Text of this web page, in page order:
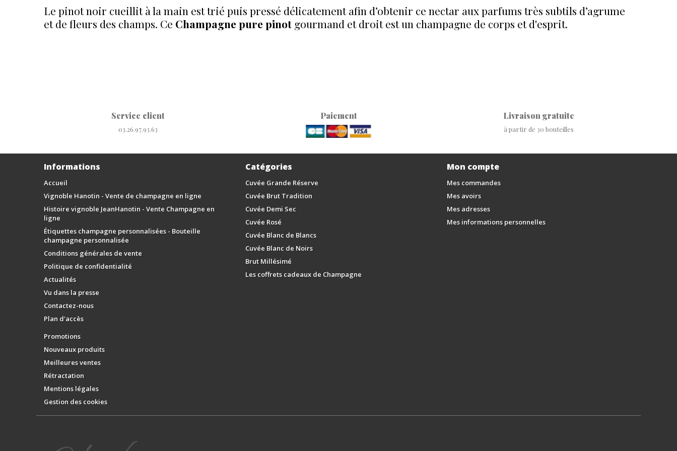
Le pinot noir cueillit à la main est trié puis pressé délicatement afin d’obtenir ce nectar aux parfums très subtils d’agrume
et de fleurs des champs. Ce Champagne pure pinot gourmand et droit est un champagne de corps et d'esprit.
Service client
03.26.97.93.63
Paiement Livraison gratuite
à partir de 30 bouteilles
Informations
Accueil
Vignoble Hanotin - Vente de champagne en ligne
Histoire vignoble JeanHanotin - Vente Champagne en
ligne
Étiquettes champagne personnalisées - Bouteille
champagne personnalisée
Conditions générales de vente
Politique de confidentialité
Actualités
Vu dans la presse
Contactez-nous
Plan d'accès
Promotions
Nouveaux produits
Meilleures ventes
Rétractation
Mentions légales
Gestion des cookies
Catégories
Cuvée Grande Réserve
Cuvée Brut Tradition
Cuvée Demi Sec
Cuvée Rosé
Cuvée Blanc de Blancs
Cuvée Blanc de Noirs
Brut Millésimé
Les coffrets cadeaux de Champagne
Mon compte
Mes commandes
Mes avoirs
Mes adresses
Mes informations personnelles